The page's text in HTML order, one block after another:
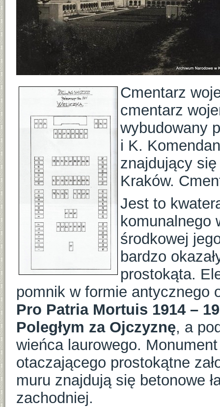
Cmentarz
cmentarz
wybudowany
i K.
znajdujący
Kraków.
Jest to
komunalnego
środkowej
bardzo
prostokąta.
pomnik w formie antycznego
Pro Patria Mortuis 1914 –
Poległym za Ojczyznę, a
wieńca laurowego.
otaczającego prostokątne
muru znajdują się betonowe
zachodniej.